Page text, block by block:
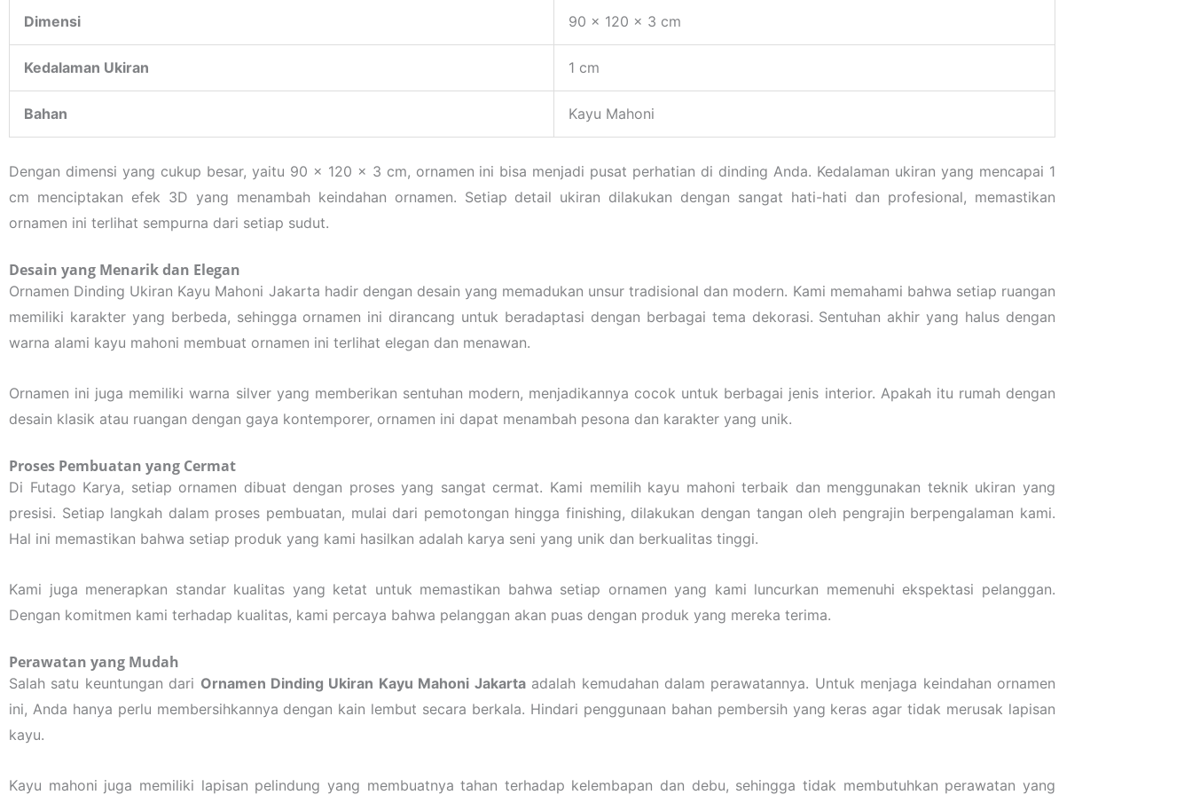
Dimensi 90 x 120 x 3 cm
Kedalaman Ukiran 1 cm
Bahan Kayu Mahoni
Dengan dimensi yang cukup besar, yaitu 90 x 120 x 3 cm, ornamen ini bisa menjadi pusat perhatian di dinding Anda. Kedalaman ukiran yang mencapai 1
cm menciptakan efek 3D yang menambah keindahan ornamen. Setiap detail ukiran dilakukan dengan sangat hati-hati dan profesional, memastikan
ornamen ini terlihat sempurna dari setiap sudut.
Desain yang Menarik dan Elegan
Ornamen Dinding Ukiran Kayu Mahoni Jakarta hadir dengan desain yang memadukan unsur tradisional dan modern. Kami memahami bahwa setiap ruangan
memiliki karakter yang berbeda, sehingga ornamen ini dirancang untuk beradaptasi dengan berbagai tema dekorasi. Sentuhan akhir yang halus dengan
warna alami kayu mahoni membuat ornamen ini terlihat elegan dan menawan.
Ornamen ini juga memiliki warna silver yang memberikan sentuhan modern, menjadikannya cocok untuk berbagai jenis interior. Apakah itu rumah dengan
desain klasik atau ruangan dengan gaya kontemporer, ornamen ini dapat menambah pesona dan karakter yang unik.
Proses Pembuatan yang Cermat
Di Futago Karya, setiap ornamen dibuat dengan proses yang sangat cermat. Kami memilih kayu mahoni terbaik dan menggunakan teknik ukiran yang
presisi. Setiap langkah dalam proses pembuatan, mulai dari pemotongan hingga finishing, dilakukan dengan tangan oleh pengrajin berpengalaman kami.
Hal ini memastikan bahwa setiap produk yang kami hasilkan adalah karya seni yang unik dan berkualitas tinggi.
Kami juga menerapkan standar kualitas yang ketat untuk memastikan bahwa setiap ornamen yang kami luncurkan memenuhi ekspektasi pelanggan.
Dengan komitmen kami terhadap kualitas, kami percaya bahwa pelanggan akan puas dengan produk yang mereka terima.
Perawatan yang Mudah
Salah satu keuntungan dari Ornamen Dinding Ukiran Kayu Mahoni Jakartaadalah kemudahan dalam perawatannya. Untuk menjaga keindahan ornamen
ini, Anda hanya perlu membersihkannya dengan kain lembut secara berkala. Hindari penggunaan bahan pembersih yang keras agar tidak merusak lapisan
kayu.
Kayu mahoni juga memiliki lapisan pelindung yang membuatnya tahan terhadap kelembapan dan debu, sehingga tidak membutuhkan perawatan yang